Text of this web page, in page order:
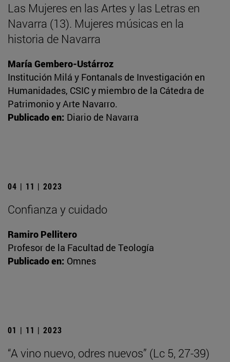
Las Mujeres en las Artes y las Letras en
Navarra (13). Mujeres músicas en la
historia de Navarra
María Gembero-Ustárroz
Institución Milá y Fontanals de Investigación en
Humanidades, CSIC y miembro de la Cátedra de
Patrimonio y Arte Navarro.
Publicado en: Diario de Navarra
04 | 11 | 2023
Confianza y cuidado
Ramiro Pellitero
Profesor de la Facultad de Teología
Publicado en: Omnes
01 | 11 | 2023
“A vino nuevo, odres nuevos” (Lc 5, 27-39)